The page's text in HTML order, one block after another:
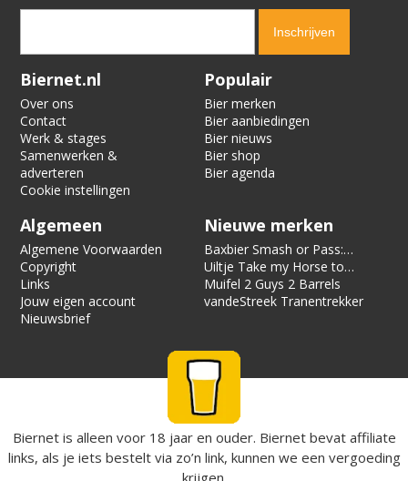
Verification code:
Biernet.nl
Over ons
Contact
Werk & stages
Samenwerken &
adverteren
Cookie instellingen
Populair
Bier merken
Bier aanbiedingen
Bier nieuws
Bier shop
Bier agenda
Algemeen
Algemene Voorwaarden
Copyright
Links
Jouw eigen account
Nieuwsbrief
Nieuwe merken
Baxbier Smash or Pass:
Strata
Uiltje Take my Horse to
the Hotel Room
Muifel 2 Guys 2 Barrels
vandeStreek Tranentrekker
Biernet is alleen voor 18 jaar en ouder. Biernet bevat affiliate
links, als je iets bestelt via zo’n link, kunnen we een vergoeding